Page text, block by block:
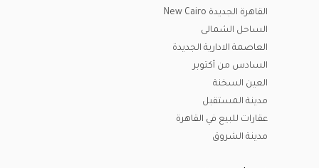
القاهرة الجديدة New Cairo
الساحل الشمالى
العاصمة الادارية الجديدة
السادس من أكتوبر
العين السخنة
مدينة المستقبل
عقارات للبيع في القاهرة
مدينة الشروق